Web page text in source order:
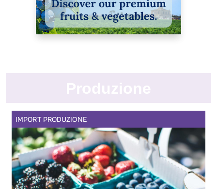
IMPORT PRODUZIONE